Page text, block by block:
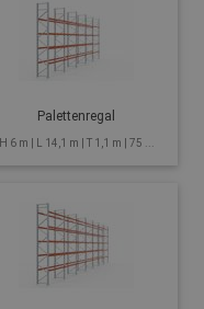
Palettenregal
H 6 m | L 14,1 m | T 1,1 m | 75 ...